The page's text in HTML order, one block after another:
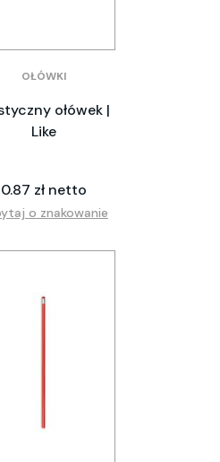
OŁÓWKI
ołówek |
Like
0.87 zł netto
o znakowanie